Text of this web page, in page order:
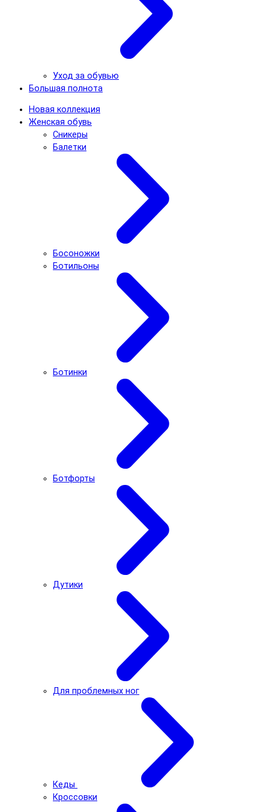
Уход за обувью
Большая полнота
Новая коллекция
Женская обувь
Сникеры
Балетки
Босоножки
Ботильоны
Ботинки
Ботфорты
Дутики
Для проблемных ног
Кеды
Кроссовки